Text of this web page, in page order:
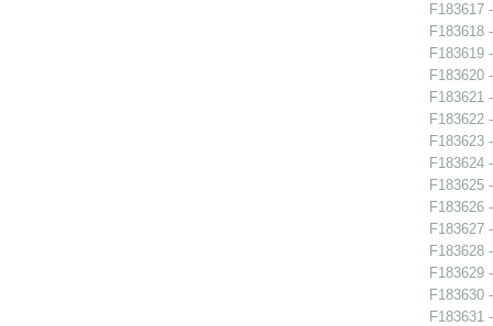
F183617
F183618
F183619
F183620
F183621
F183622
F183623
F183624
F183625
F183626
F183627
F183628
F183629
F183630
F183631